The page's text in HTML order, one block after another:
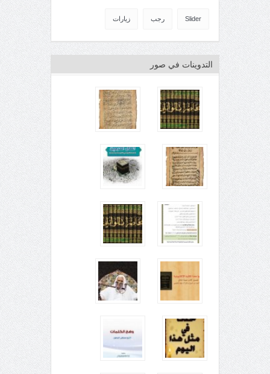
Slider رجب زيارات
التدوينات في صور